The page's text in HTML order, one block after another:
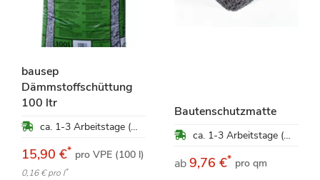
bausep
Dämmstoffschüttung
100 ltr
ca. 1-3 Arbeitstage (Mo-Fr)
15,90 €* pro VPE (100 l)
0,16 €pro l*
Bautenschutzmatte
ca. 1-3 Arbeitstage (Mo-Fr)
ab9,76 €* pro qm